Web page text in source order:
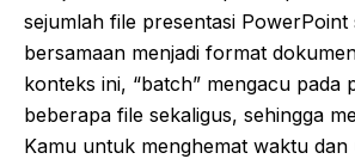
sejumlah file presentasi PowerPoint
bersamaan menjadi format
konteks ini, “batch” mengacu pada
beberapa file sekaligus, sehingga
Kamu untuk menghemat waktu dan